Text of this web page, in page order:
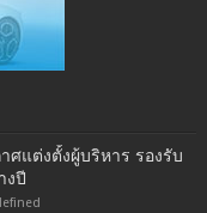
ศแต่งตั้งผู้บริหาร รองรับ
งปี